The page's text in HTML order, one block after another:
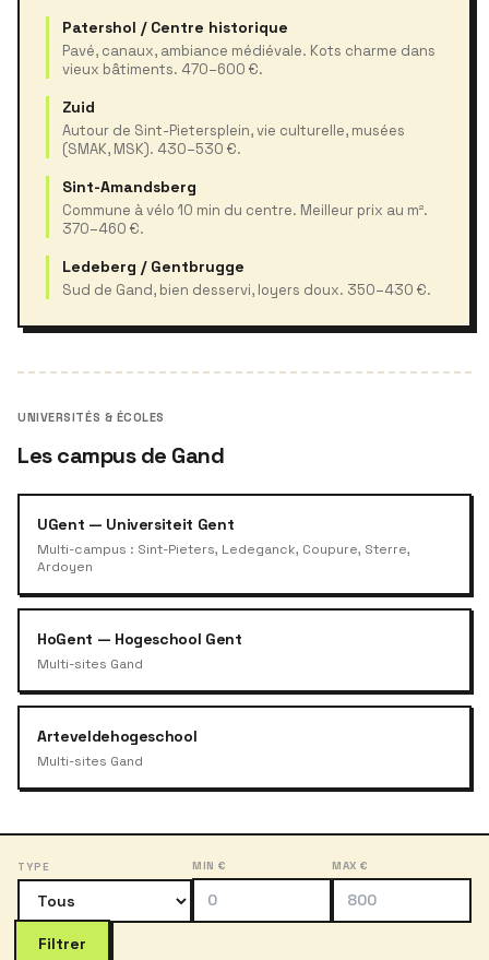
Patershol / Centre historique
Pavé, canaux, ambiance médiévale. Kots charme dans
vieux bâtiments. 470–600 €.
Zuid
Autour de Sint-Pietersplein, vie culturelle, musées
(SMAK, MSK). 430–530 €.
Sint-Amandsberg
Commune à vélo 10 min du centre. Meilleur prix au m².
370–460 €.
Ledeberg / Gentbrugge
Sud de Gand, bien desservi, loyers doux. 350–430 €.
UNIVERSITÉS & ÉCOLES
Les campus de Gand
UGent — Universiteit Gent
Multi-campus : Sint-Pieters, Ledeganck, Coupure, Sterre,
Ardoyen
HoGent — Hogeschool Gent
Multi-sites Gand
Arteveldehogeschool
Multi-sites Gand
TYPE MIN € MAX €
Filtrer